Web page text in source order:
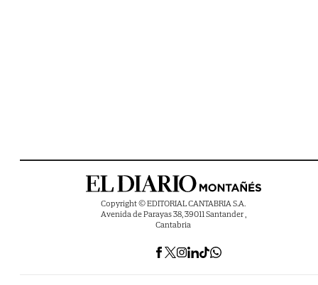
Copyright © EDITORIAL CANTABRIA S.A.
Avenida de Parayas 38, 39011 Santander ,
Cantabria